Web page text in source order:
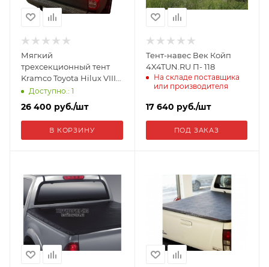
Мягкий
трехсекционный тент
Kramco Toyota Hilux VIII
Revo (2015+) 3033153
Доступно.: 1
26 400 руб./шт
В КОРЗИНУ
Тент-навес Век Койп
4X4TUN.RU П- 118
На складе поставщика
или производителя
17 640 руб./шт
ПОД ЗАКАЗ